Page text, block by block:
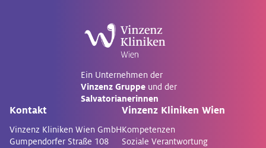
Ein Unternehmen der
Vinzenz Gruppe und der
Salvatorianerinnen
Kontakt
Vinzenz Kliniken Wien GmbH
Gumpendorfer Straße 108
Vinzenz Kliniken Wien
Kompetenzen
Soziale Verantwortung